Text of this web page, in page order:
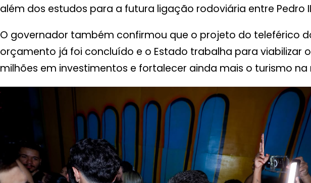
além dos estudos para a futura ligação rodoviária entre Pedro
O governador também confirmou que o projeto do teleférico
orçamento já foi concluído e o Estado trabalha para viabilizar
milhões em investimentos e fortalecer ainda mais o turismo na